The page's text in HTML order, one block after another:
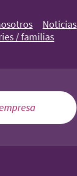
Noticias
/ familias